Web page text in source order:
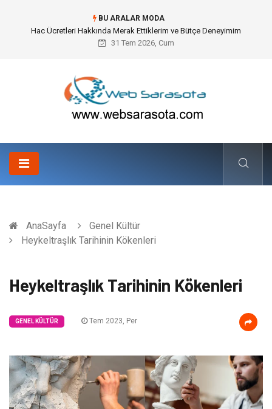
BU ARALAR MODA
Öneri Sistemi ile Kurumsal İnovasyonun Dijitalleşmesi
31 Tem 2026, Cum
AnaSayfa
Genel Kültür
Heykeltraşlık Tarihinin Kökenleri
Heykeltraşlık Tarihinin Kökenleri
GENEL KÜLTÜR Tem 2023, Per